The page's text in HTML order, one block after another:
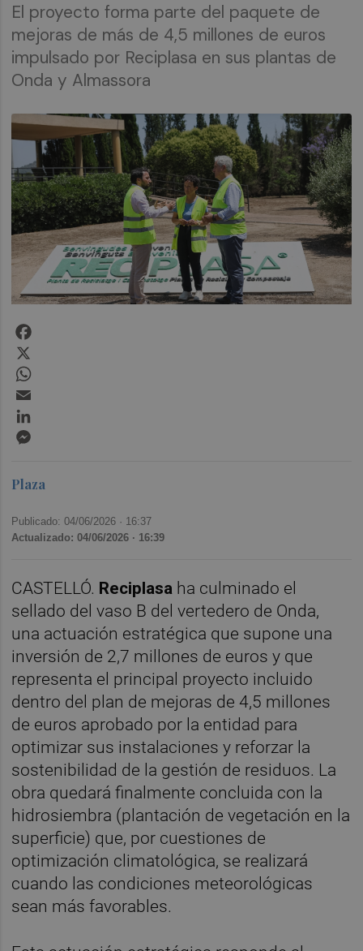
El proyecto forma parte del paquete de
mejoras de más de 4,5 millones de euros
impulsado por Reciplasa en sus plantas de
Onda y Almassora
Plaza
Publicado: 04/06/2026 · 16:37
Actualizado: 04/06/2026 · 16:39
CASTELLÓ. Reciplasa ha culminado el
sellado del vaso B del vertedero de Onda,
una actuación estratégica que supone una
inversión de 2,7 millones de euros y que
representa el principal proyecto incluido
dentro del plan de mejoras de 4,5 millones
de euros aprobado por la entidad para
optimizar sus instalaciones y reforzar la
sostenibilidad de la gestión de residuos. La
obra quedará finalmente concluida con la
hidrosiembra (plantación de vegetación en la
superficie) que, por cuestiones de
optimización climatológica, se realizará
cuando las condiciones meteorológicas
sean más favorables.